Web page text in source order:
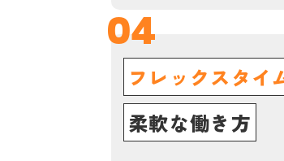
04
フレックスタイ
柔軟な働き方